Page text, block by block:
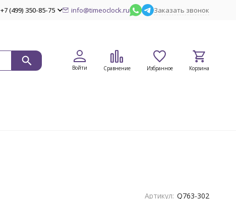
+7 (499) 350-85-75 info@timeoclock.ru Заказать звонок
Войти Сравнение Избранное Корзина
Артикул: Q763-302